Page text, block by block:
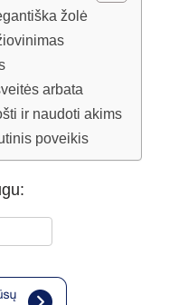
žolė
arbata
ir naudoti akims
poveikis